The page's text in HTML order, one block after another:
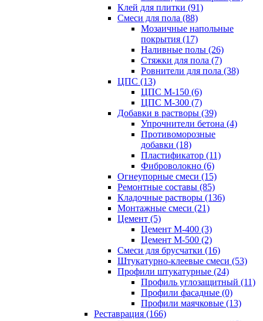
Клей для плитки (91)
Смеси для пола (88)
Мозаичные напольные
покрытия (17)
Наливные полы (26)
Стяжки для пола (7)
Ровнители для пола (38)
ЦПС (13)
ЦПС М-150 (6)
ЦПС М-300 (7)
Добавки в растворы (39)
Упрочнители бетона (4)
Противоморозные
добавки (18)
Пластификатор (11)
Фиброволокно (6)
Огнеупорные смеси (15)
Ремонтные составы (85)
Кладочные растворы (136)
Монтажные смеси (21)
Цемент (5)
Цемент М-400 (3)
Цемент М-500 (2)
Смеси для брусчатки (16)
Штукатурно-клеевые смеси (53)
Профили штукатурные (24)
Профиль углозащитный (11)
Профили фасадные (0)
Профили маячковые (13)
Реставрация (166)